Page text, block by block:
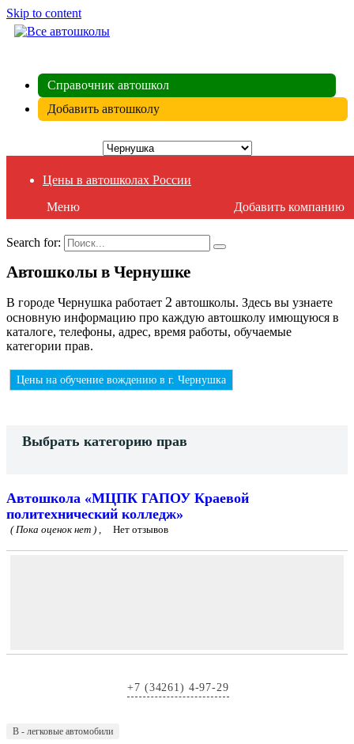
Skip to content
Справочник автошкол
Добавить автошколу
Цены в автошколах России
Меню
Добавить компанию
Search for:
Автошколы в Чернушке
В городе Чернушка работает 2 автошколы. Здесь вы узнаете
основную информацию про каждую автошколу имющуюся в
каталоге, телефоны, адрес, время работы, обучаемые
категории прав.
Цены на обучение вождению в г. Чернушка
Выбрать категорию прав
Автошкола «МЦПК ГАПОУ Краевой
политехнический колледж»
( Пока оценок нет ) , Нет отзывов
+7 (34261) 4-97-29
B - легковые автомобили